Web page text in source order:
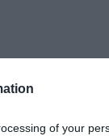
of your